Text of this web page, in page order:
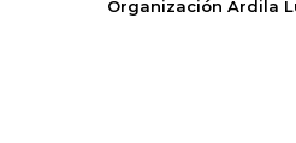
Organización Ardila